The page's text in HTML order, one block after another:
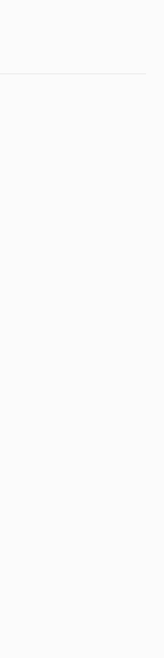
Korony
Palenicę
i Mała
–